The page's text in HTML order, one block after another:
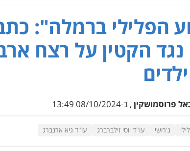
הפלילי ברמלה":
נגד הקטין על רצח
פרוסמושקין , ב-08/10/2024 13:49
ג'רושי עו"ד יוסי זילברברג עו"ד גיא ארנברג